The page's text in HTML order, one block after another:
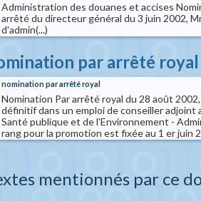
Administration des douanes et accises
arrêté du directeur général du 3 juin 2002,
d'admin(...)
par arrêté royal
nomination par arrêté royal
Nomination Par arrêté royal du 28 août
définitif dans un emploi de conseiller adjoint
Santé publique et de l'Environnement -
rang pour la promotion est fixée au 1 er juin
mentionnés par ce